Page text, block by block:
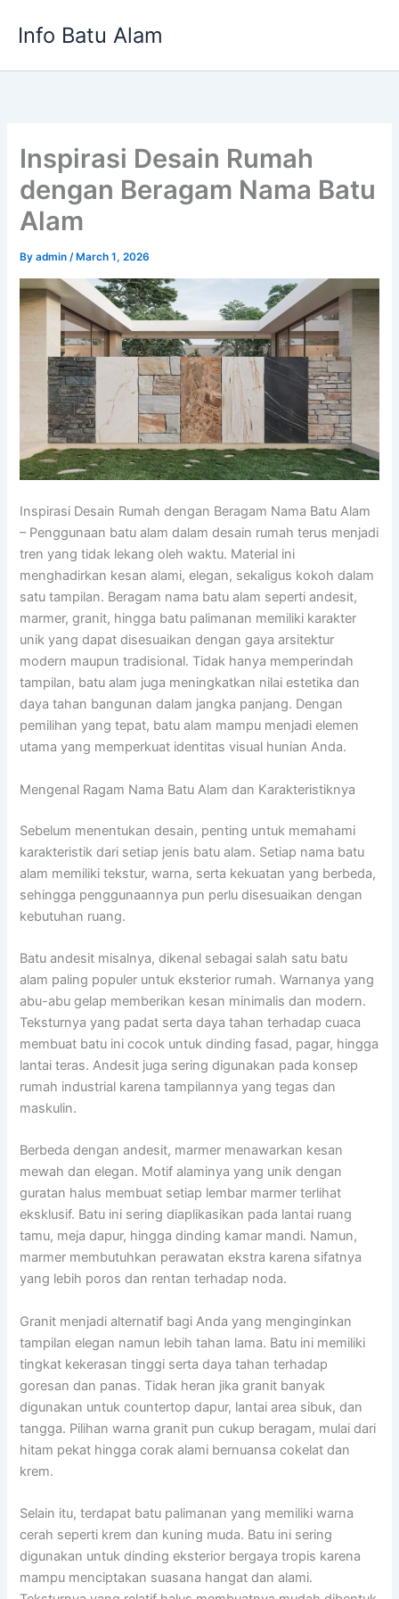
Info Batu Alam
Inspirasi Desain Rumah
dengan Beragam Nama Batu
Alam
Byadmin/ March 1, 2026
Inspirasi Desain Rumah dengan Beragam Nama Batu Alam
– Penggunaan batu alam dalam desain rumah terus menjadi
tren yang tidak lekang oleh waktu. Material ini
menghadirkan kesan alami, elegan, sekaligus kokoh dalam
satu tampilan. Beragam nama batu alam seperti andesit,
marmer, granit, hingga batu palimanan memiliki karakter
unik yang dapat disesuaikan dengan gaya arsitektur
modern maupun tradisional. Tidak hanya memperindah
tampilan, batu alam juga meningkatkan nilai estetika dan
daya tahan bangunan dalam jangka panjang. Dengan
pemilihan yang tepat, batu alam mampu menjadi elemen
utama yang memperkuat identitas visual hunian Anda.
Mengenal Ragam Nama Batu Alam dan Karakteristiknya
Sebelum menentukan desain, penting untuk memahami
karakteristik dari setiap jenis batu alam. Setiap nama batu
alam memiliki tekstur, warna, serta kekuatan yang berbeda,
sehingga penggunaannya pun perlu disesuaikan dengan
kebutuhan ruang.
Batu andesit misalnya, dikenal sebagai salah satu batu
alam paling populer untuk eksterior rumah. Warnanya yang
abu-abu gelap memberikan kesan minimalis dan modern.
Teksturnya yang padat serta daya tahan terhadap cuaca
membuat batu ini cocok untuk dinding fasad, pagar, hingga
lantai teras. Andesit juga sering digunakan pada konsep
rumah industrial karena tampilannya yang tegas dan
maskulin.
Berbeda dengan andesit, marmer menawarkan kesan
mewah dan elegan. Motif alaminya yang unik dengan
guratan halus membuat setiap lembar marmer terlihat
eksklusif. Batu ini sering diaplikasikan pada lantai ruang
tamu, meja dapur, hingga dinding kamar mandi. Namun,
marmer membutuhkan perawatan ekstra karena sifatnya
yang lebih poros dan rentan terhadap noda.
Granit menjadi alternatif bagi Anda yang menginginkan
tampilan elegan namun lebih tahan lama. Batu ini memiliki
tingkat kekerasan tinggi serta daya tahan terhadap
goresan dan panas. Tidak heran jika granit banyak
digunakan untuk countertop dapur, lantai area sibuk, dan
tangga. Pilihan warna granit pun cukup beragam, mulai dari
hitam pekat hingga corak alami bernuansa cokelat dan
krem.
Selain itu, terdapat batu palimanan yang memiliki warna
cerah seperti krem dan kuning muda. Batu ini sering
digunakan untuk dinding eksterior bergaya tropis karena
mampu menciptakan suasana hangat dan alami.